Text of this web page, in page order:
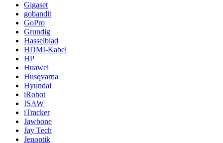
Gigaset
gobandit
GoPro
Grundig
Hasselblad
HDMI-Kabel
HP
Huawei
Husqvarna
Hyundai
iRobot
ISAW
iTracker
Jawbone
Jay Tech
Jenoptik